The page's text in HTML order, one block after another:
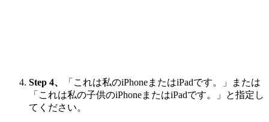
Step 4、
「これは私のiPhoneまたはiPadです。」または
「これは私の子供のiPhoneまたはiPadです。」と指定し
てください。